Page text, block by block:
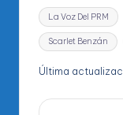
Etiquetas:
La Voz Del PRM
Scarlet Benzán
Última